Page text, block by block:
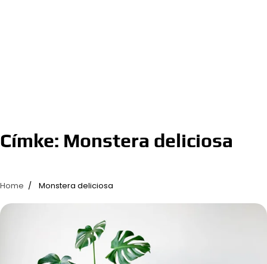
Címke: Monstera deliciosa
Home Monstera deliciosa